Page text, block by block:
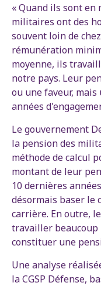
« Quand ils sont en
militaires ont des
souvent loin de
rémunération
moyenne, ils
notre pays. Leur
ou une faveur,
années
Le gouvernement
la pension des
méthode de calcul
montant de leur
10 dernières
désormais baser le
carrière. En outre,
travailler
constituer une
Une analyse
la CGSP Défense,